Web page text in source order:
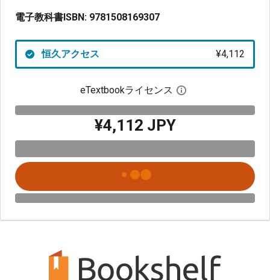
電子教科書ISBN: 9781508169307
恒久アクセス ¥4,112
eTextbookライセンス デジタルライセン
¥4,112 JPY